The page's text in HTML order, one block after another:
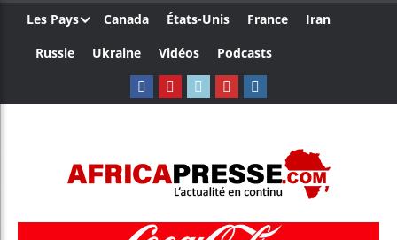
Les Pays Canada États-Unis France
Iran
Russie
Ukraine Vidéos Podcasts